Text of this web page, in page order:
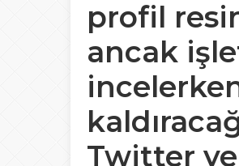
profil
ancak
Twitter